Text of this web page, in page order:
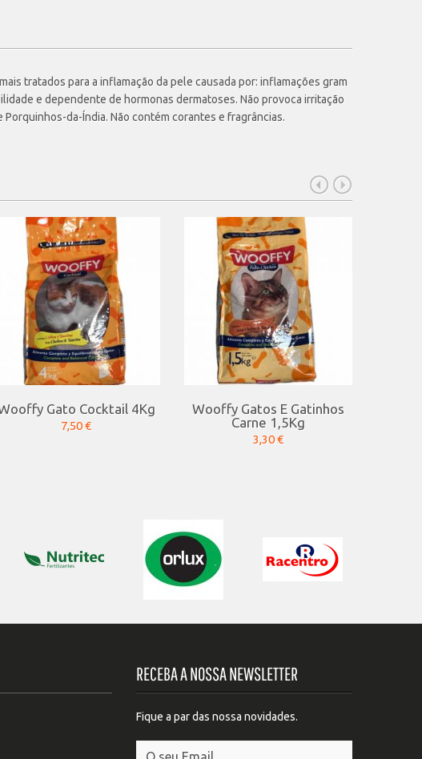
tratados para a inflamação da pele causada por: inflamações gram
e dependente de hormonas dermatoses. Não provoca irritação
da-Índia. Não contém corantes e fragrâncias.
Gato Cocktail 4Kg
7,50 €
Wooffy Gatos E Gatinhos
Carne 1,5Kg
3,30 €
RECEBA A NOSSA NEWSLETTER
Fique a par das nossa novidades.